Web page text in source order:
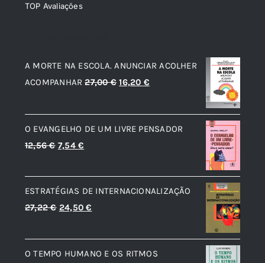
TOP Avaliações
A MORTE NA ESCOLA. ANUNCIAR ACOLHER
ACOMPANHAR 27,00€ O
original
era:
16,20 €O
atual
é:
O EVANGELHO DE UM LIVRE PENSADOR
12,56€ O
original
era:
12,56 €.
7,54 €
atual
é:
7,54 €.
ESTRATÉGIAS DE INTERNACIONALIZAÇÃO
27,22€ O
original
era:
24,50€
atual
é:
O TEMPO HUMANO E OS RITMOS